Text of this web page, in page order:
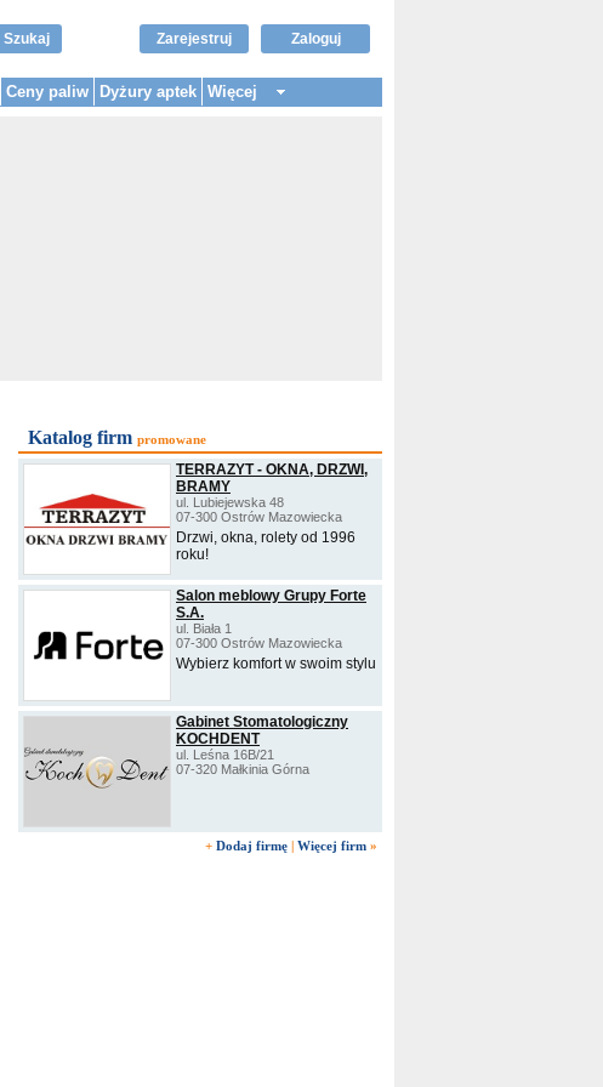
Szukaj Zaloguj
Zarejestruj
Ceny paliw Dyżury aptek Więcej
Katalog firm promowane
TERRAZYT - OKNA, DRZWI,
BRAMY
ul. Lubiejewska 48
07-300 Ostrów Mazowiecka
Drzwi, okna, rolety od 1996
roku!
Salon meblowy Grupy Forte
S.A.
ul. Biała 1
07-300 Ostrów Mazowiecka
Wybierz komfort w swoim stylu
Gabinet Stomatologiczny
KOCHDENT
ul. Leśna 16B/21
07-320 Małkinia Górna
+ Dodaj firmę | Więcej firm »